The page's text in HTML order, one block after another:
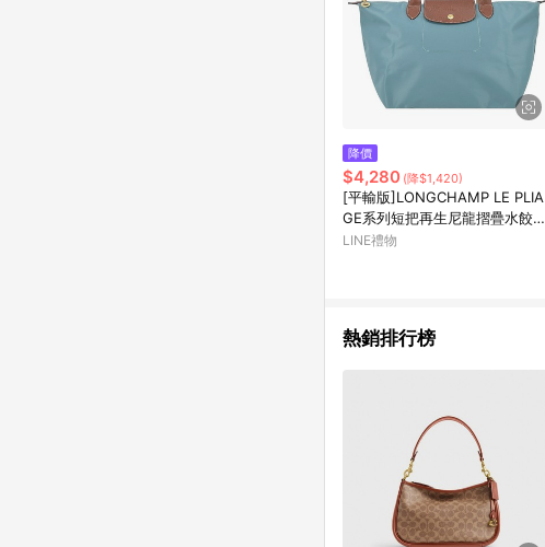
降價
$4,280 (降$1,420)
[平輸版]LONGCHAMP LE PLIA
GE系列短把再生尼龍摺疊水餃包
(中/尤加利綠)真品平輸
LINE禮物
熱銷排行榜